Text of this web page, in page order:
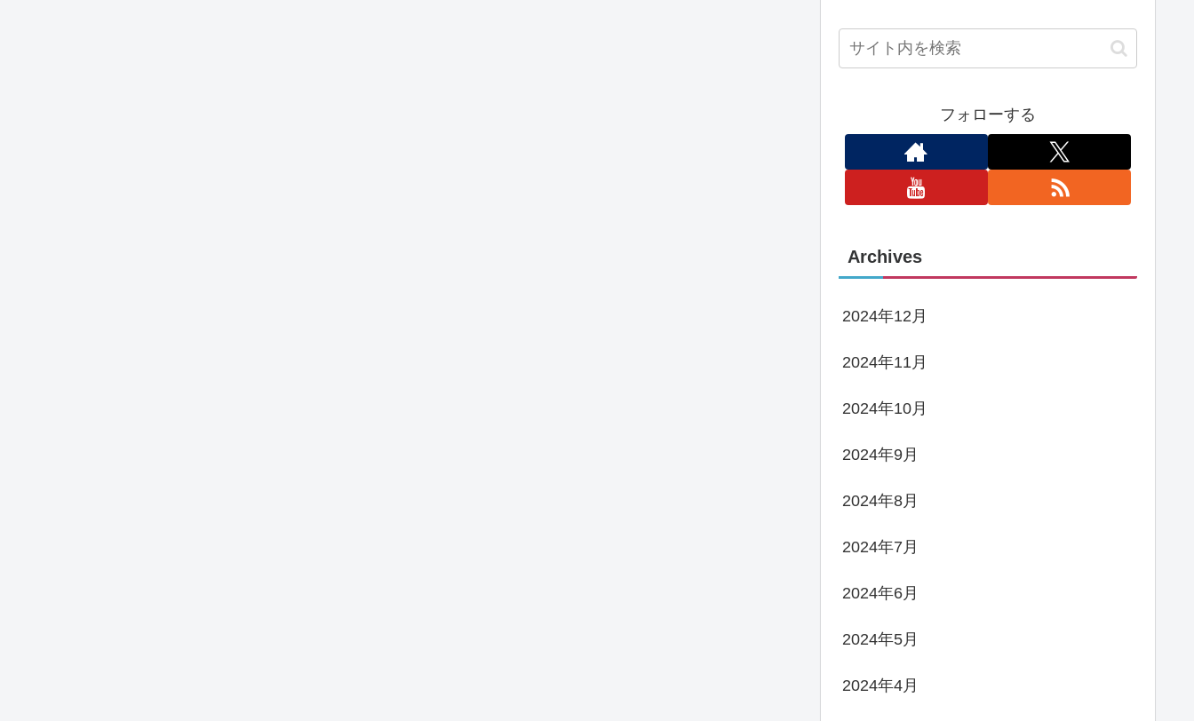
フォローする
Archives
2024年12月
2024年11月
2024年10月
2024年9月
2024年8月
2024年7月
2024年6月
2024年5月
2024年4月